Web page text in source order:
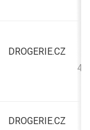
DROGERIE.CZ
DROGERIE.CZ